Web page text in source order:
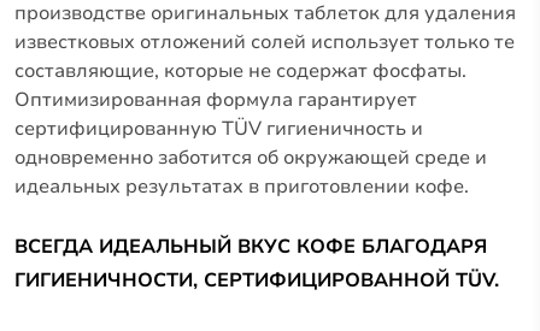
производстве оригинальных таблеток для удаления
известковых отложений солей использует только те
составляющие, которые не содержат фосфаты.
Оптимизированная формула гарантирует
сертифицированную TÜV гигиеничность и
одновременно заботится об окружающей среде и
идеальных результатах в приготовлении кофе.
ВСЕГДА ИДЕАЛЬНЫЙ ВКУС КОФЕ БЛАГОДАРЯ
ГИГИЕНИЧНОСТИ, СЕРТИФИЦИРОВАННОЙ TÜV.